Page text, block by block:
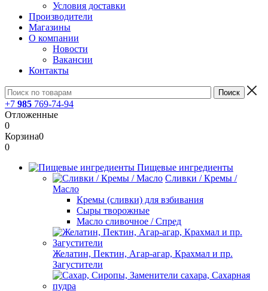
Условия доставки
Производители
Магазины
О компании
Новости
Вакансии
Контакты
+7 985 769-74-94
Отложенные
0
Корзина0
0
Пищевые ингредиенты
Сливки / Кремы /
Масло
Кремы (сливки) для взбивания
Сыры творожные
Масло сливочное / Спред
Желатин, Пектин, Агар-агар, Крахмал и пр.
Загустители